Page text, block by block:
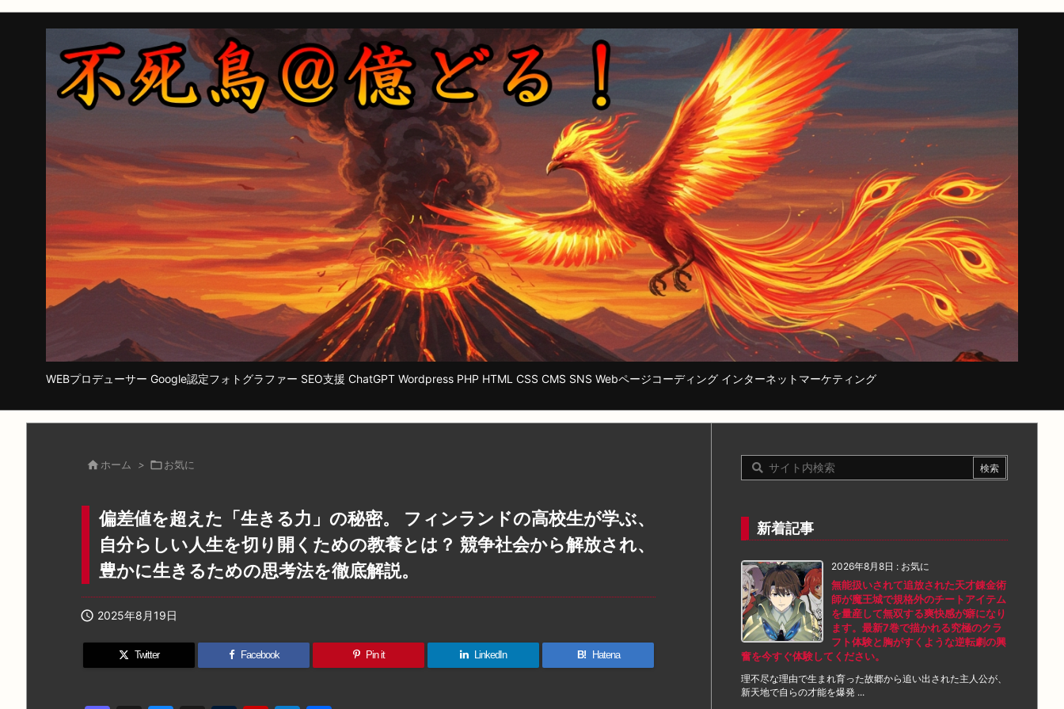
WEBプロデューサー Google認定フォトグラファー SEO支援 ChatGPT Wordpress PHP HTML CSS CMS SNS Webページコーディング インターネットマーケティング
 ホーム > お気に
偏差値を超えた「生きる力」の秘密。 フィンランドの高校生が学ぶ、
自分らしい人生を切り開くための教養とは？ 競争社会から解放され、
豊かに生きるための思考法を徹底解説。
 2025年8月19日
Twitter Facebook Pin it LinkedIn B! Hatena
新着記事
2026年8月8日 : お気に
無能扱いされて追放された天才錬金術
師が魔王城で規格外のチートアイテム
を量産して無双する爽快感が癖になり
ます。最新7巻で描かれる究極のクラ
フト体験と胸がすくような逆転劇の興
奮を今すぐ体験してください。
理不尽な理由で生まれ育った故郷から追い出された主人公が、
新天地で自らの才能を爆発 ...